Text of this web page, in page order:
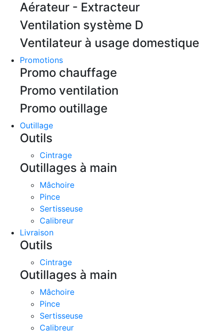
Aérateur - Extracteur
Ventilation système D
Ventilateur à usage domestique
Promotions
Promo chauffage
Promo ventilation
Promo outillage
Outillage
Outils
Cintrage
Outillages à main
Mâchoire
Pince
Sertisseuse
Calibreur
Livraison
Outils
Cintrage
Outillages à main
Mâchoire
Pince
Sertisseuse
Calibreur